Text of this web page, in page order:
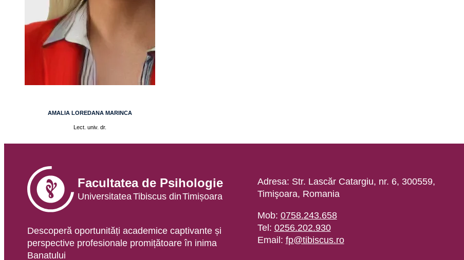
AMALIA LOREDANA MARINCA
Lect. univ. dr.
Descoperă oportunități academice captivante și
perspective profesionale promițătoare în inima
Banatului
Adresa: Str. Lascăr Catargiu, nr. 6, 300559,
Timişoara, Romania
Mob: 0758.243.658
Tel: 0256.202.930
Email: or.sucsibit@pf